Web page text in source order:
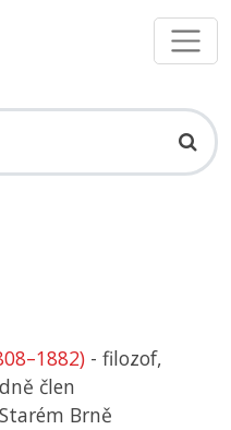
- filozof,
člen
Brně